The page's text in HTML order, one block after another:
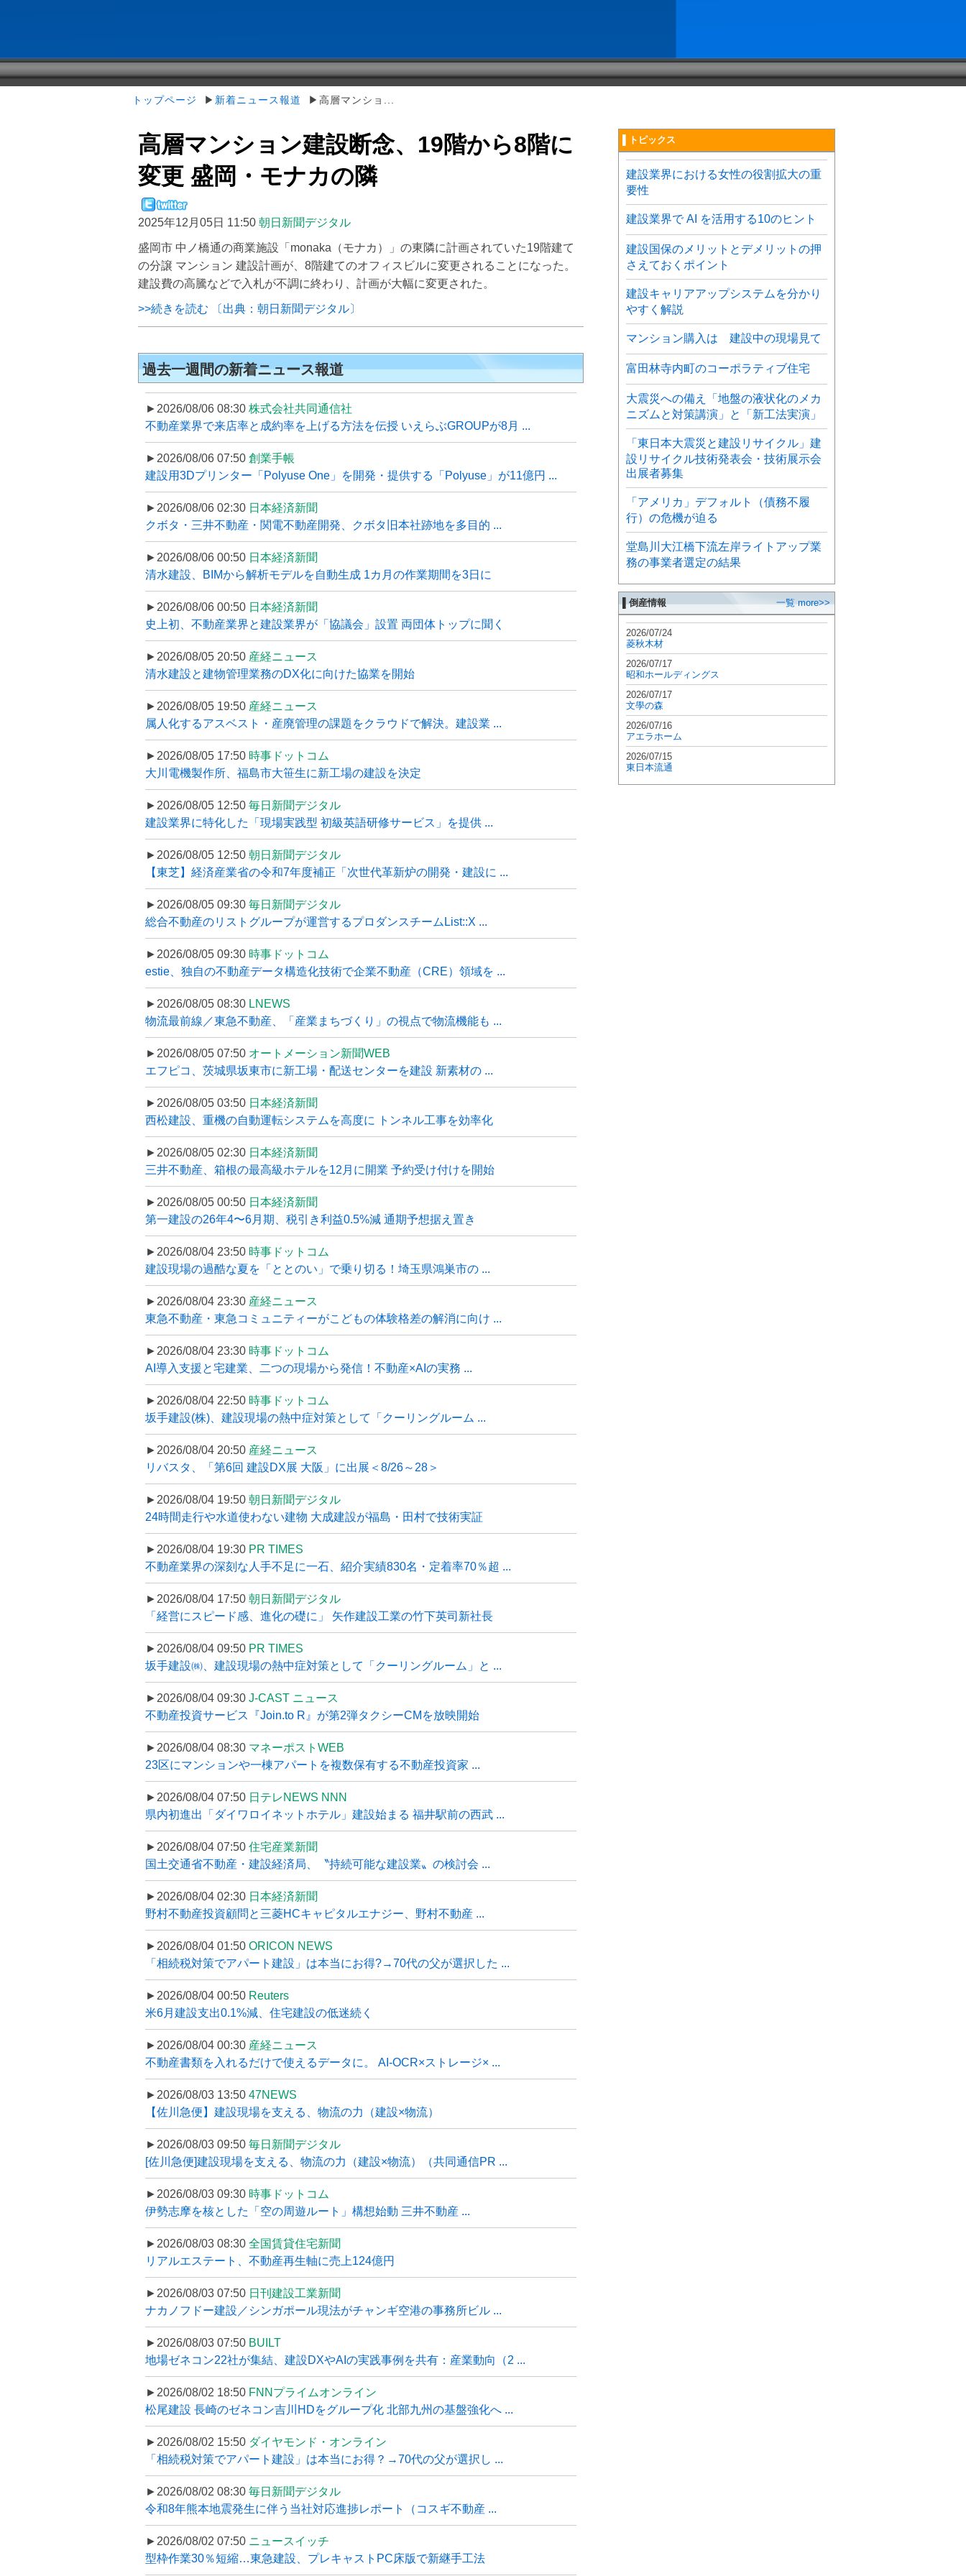
トップページ ▶ 新着ニュース報道 ▶高層マンショ...
高層マンション建設断念、19階から8階に
変更 盛岡・モナカの隣
2025年12月05日 11:50 朝日新聞デジタル
盛岡市 中ノ橋通の商業施設「monaka（モナカ）」の東隣に計画されていた19階建て
の分譲 マンション 建設計画が、8階建てのオフィスビルに変更されることになった。
建設費の高騰などで入札が不調に終わり、計画が大幅に変更された。
>>続きを読む 〔出典：朝日新聞デジタル〕
過去一週間の新着ニュース報道
►2026/08/06 08:30 株式会社共同通信社
不動産業界で来店率と成約率を上げる方法を伝授 いえらぶGROUPが8月 ...
►2026/08/06 07:50 創業手帳
建設用3Dプリンター「Polyuse One」を開発・提供する「Polyuse」が11億円 ...
►2026/08/06 02:30 日本経済新聞
クボタ・三井不動産・関電不動産開発、クボタ旧本社跡地を多目的 ...
►2026/08/06 00:50 日本経済新聞
清水建設、BIMから解析モデルを自動生成 1カ月の作業期間を3日に
►2026/08/06 00:50 日本経済新聞
史上初、不動産業界と建設業界が「協議会」設置 両団体トップに聞く
►2026/08/05 20:50 産経ニュース
清水建設と建物管理業務のDX化に向けた協業を開始
►2026/08/05 19:50 産経ニュース
属人化するアスベスト・産廃管理の課題をクラウドで解決。建設業 ...
►2026/08/05 17:50 時事ドットコム
大川電機製作所、福島市大笹生に新工場の建設を決定
►2026/08/05 12:50 毎日新聞デジタル
建設業界に特化した「現場実践型 初級英語研修サービス」を提供 ...
►2026/08/05 12:50 朝日新聞デジタル
【東芝】経済産業省の令和7年度補正「次世代革新炉の開発・建設に ...
►2026/08/05 09:30 毎日新聞デジタル
総合不動産のリストグループが運営するプロダンスチームList::X ...
►2026/08/05 09:30 時事ドットコム
estie、独自の不動産データ構造化技術で企業不動産（CRE）領域を ...
►2026/08/05 08:30 LNEWS
物流最前線／東急不動産、「産業まちづくり」の視点で物流機能も ...
►2026/08/05 07:50 オートメーション新聞WEB
エフピコ、茨城県坂東市に新工場・配送センターを建設 新素材の ...
►2026/08/05 03:50 日本経済新聞
西松建設、重機の自動運転システムを高度に トンネル工事を効率化
►2026/08/05 02:30 日本経済新聞
三井不動産、箱根の最高級ホテルを12月に開業 予約受け付けを開始
►2026/08/05 00:50 日本経済新聞
第一建設の26年4〜6月期、税引き利益0.5%減 通期予想据え置き
►2026/08/04 23:50 時事ドットコム
建設現場の過酷な夏を「ととのい」で乗り切る！埼玉県鴻巣市の ...
►2026/08/04 23:30 産経ニュース
東急不動産・東急コミュニティーがこどもの体験格差の解消に向け ...
►2026/08/04 23:30 時事ドットコム
AI導入支援と宅建業、二つの現場から発信！不動産×AIの実務 ...
►2026/08/04 22:50 時事ドットコム
坂手建設(株)、建設現場の熱中症対策として「クーリングルーム ...
►2026/08/04 20:50 産経ニュース
リバスタ、「第6回 建設DX展 大阪」に出展＜8/26～28＞
►2026/08/04 19:50 朝日新聞デジタル
24時間走行や水道使わない建物 大成建設が福島・田村で技術実証
►2026/08/04 19:30 PR TIMES
不動産業界の深刻な人手不足に一石、紹介実績830名・定着率70％超 ...
►2026/08/04 17:50 朝日新聞デジタル
「経営にスピード感、進化の礎に」 矢作建設工業の竹下英司新社長
►2026/08/04 09:50 PR TIMES
坂手建設㈱、建設現場の熱中症対策として「クーリングルーム」と ...
►2026/08/04 09:30 J-CAST ニュース
不動産投資サービス『Join.to R』が第2弾タクシーCMを放映開始
►2026/08/04 08:30 マネーポストWEB
23区にマンションや一棟アパートを複数保有する不動産投資家 ...
►2026/08/04 07:50 日テレNEWS NNN
県内初進出「ダイワロイネットホテル」建設始まる 福井駅前の西武 ...
►2026/08/04 07:50 住宅産業新聞
国土交通省不動産・建設経済局、〝持続可能な建設業〟の検討会 ...
►2026/08/04 02:30 日本経済新聞
野村不動産投資顧問と三菱HCキャピタルエナジー、野村不動産 ...
►2026/08/04 01:50 ORICON NEWS
「相続税対策でアパート建設」は本当にお得?→70代の父が選択した ...
►2026/08/04 00:50 Reuters
米6月建設支出0.1%減、住宅建設の低迷続く
►2026/08/04 00:30 産経ニュース
不動産書類を入れるだけで使えるデータに。 AI-OCR×ストレージ× ...
►2026/08/03 13:50 47NEWS
【佐川急便】建設現場を支える、物流の力（建設×物流）
►2026/08/03 09:50 毎日新聞デジタル
[佐川急便]建設現場を支える、物流の力（建設×物流）（共同通信PR ...
►2026/08/03 09:30 時事ドットコム
伊勢志摩を核とした「空の周遊ルート」構想始動 三井不動産 ...
►2026/08/03 08:30 全国賃貸住宅新聞
リアルエステート、不動産再生軸に売上124億円
►2026/08/03 07:50 日刊建設工業新聞
ナカノフドー建設／シンガポール現法がチャンギ空港の事務所ビル ...
►2026/08/03 07:50 BUILT
地場ゼネコン22社が集結、建設DXやAIの実践事例を共有：産業動向（2 ...
►2026/08/02 18:50 FNNプライムオンライン
松尾建設 長崎のゼネコン吉川HDをグループ化 北部九州の基盤強化へ ...
►2026/08/02 15:50 ダイヤモンド・オンライン
「相続税対策でアパート建設」は本当にお得？→70代の父が選択し ...
►2026/08/02 08:30 毎日新聞デジタル
令和8年熊本地震発生に伴う当社対応進捗レポート（コスギ不動産 ...
►2026/08/02 07:50 ニュースイッチ
型枠作業30％短縮…東急建設、プレキャストPC床版で新継手工法
▌トピックス
建設業界における女性の役割拡大の重
要性
建設業界で AI を活用する10のヒント
建設国保のメリットとデメリットの押
さえておくポイント
建設キャリアアップシステムを分かり
やすく解説
マンション購入は 建設中の現場見て
富田林寺内町のコーポラティブ住宅
大震災への備え「地盤の液状化のメカ
ニズムと対策講演」と「新工法実演」
「東日本大震災と建設リサイクル」建
設リサイクル技術発表会・技術展示会
出展者募集
「アメリカ」デフォルト（債務不履
行）の危機が迫る
堂島川大江橋下流左岸ライトアップ業
務の事業者選定の結果
▌倒産情報 一覧 more>>
2026/07/24
菱秋木材
2026/07/17
昭和ホールディングス
2026/07/17
文學の森
2026/07/16
アエラホーム
2026/07/15
東日本流通